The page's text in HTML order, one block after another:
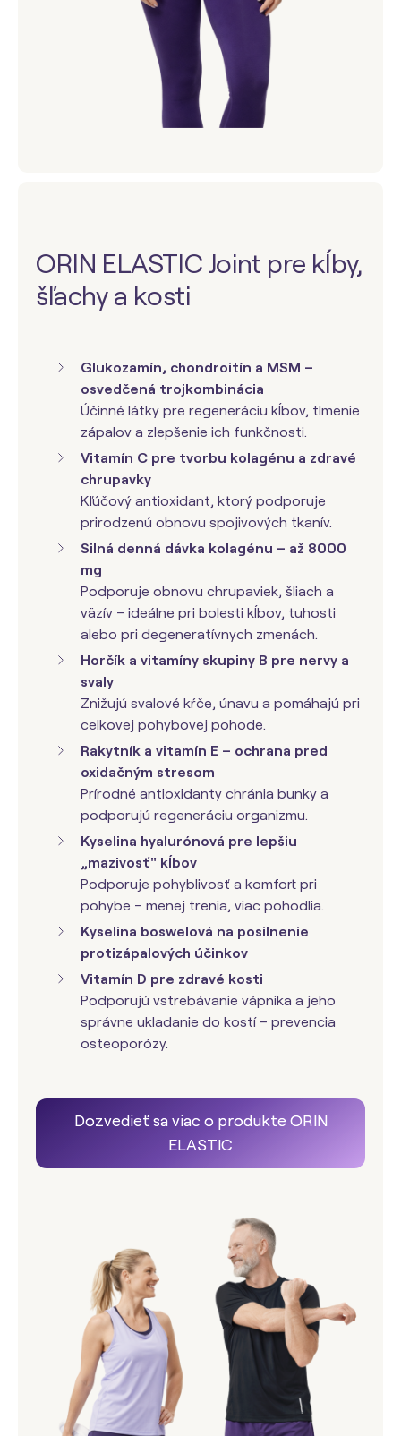
ORIN ELASTIC Joint pre kĺby,
šľachy a kosti
Glukozamín, chondroitín a MSM –
osvedčená trojkombinácia
Účinné látky pre regeneráciu kĺbov, tlmenie
zápalov a zlepšenie ich funkčnosti.
Vitamín C pre tvorbu kolagénu a zdravé
chrupavky
Kľúčový antioxidant, ktorý podporuje
prirodzenú obnovu spojivových tkanív.
Silná denná dávka kolagénu – až 8000
mg
Podporuje obnovu chrupaviek, šliach a
väzív – ideálne pri bolesti kĺbov, tuhosti
alebo pri degeneratívnych zmenách.
Horčík a vitamíny skupiny B pre nervy a
svaly
Znižujú svalové kŕče, únavu a pomáhajú pri
celkovej pohybovej pohode.
Rakytník a vitamín E – ochrana pred
oxidačným stresom
Prírodné antioxidanty chránia bunky a
podporujú regeneráciu organizmu.
Kyselina hyalurónová pre lepšiu
„mazivosť" kĺbov
Podporuje pohyblivosť a komfort pri
pohybe – menej trenia, viac pohodlia.
Kyselina boswelová na posilnenie
protizápalových účinkov
Vitamín D pre zdravé kosti
Podporujú vstrebávanie vápnika a jeho
správne ukladanie do kostí – prevencia
osteoporózy.
Dozvedieť sa viac o produkte ORIN
ELASTIC